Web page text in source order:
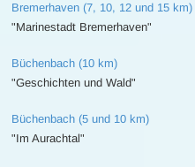
Bremerhaven (7, 10, 12 und 15 km)
"Marinestadt Bremerhaven"
Büchenbach (10 km)
"Geschichten und Wald"
Büchenbach (5 und 10 km)
"Im Aurachtal"